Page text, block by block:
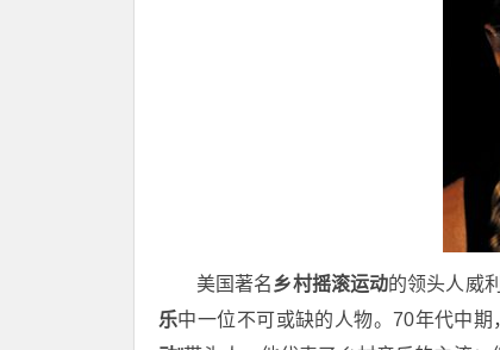
美国著名乡村摇滚运动的领头人威
乐中一位不可或缺的人物。70年代中